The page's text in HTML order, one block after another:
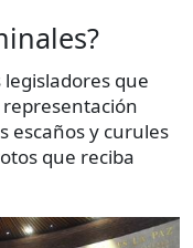
que
escaños y curules
que reciba